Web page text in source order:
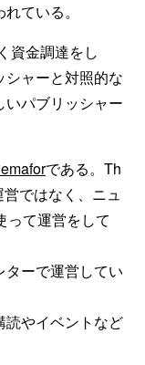
ている。
資金調達をし
ャーと対照的な
パブリッシャー
である。Th
ではなく、ニュ
って運営をして
ーで運営してい
読やイベントなど